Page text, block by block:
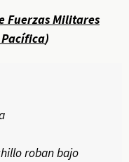
Fuerzas Militares
Pacífica)
roban bajo